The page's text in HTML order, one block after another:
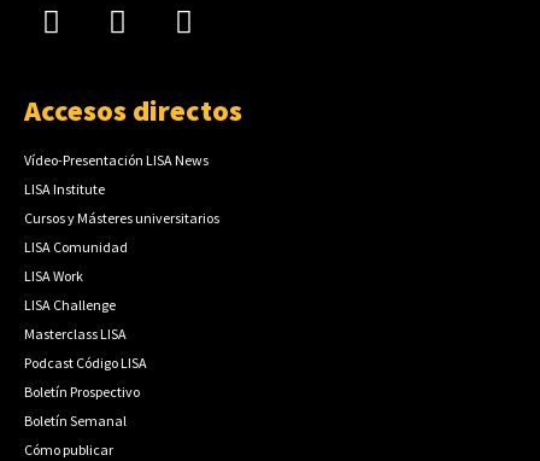
Accesos directos
Vídeo-Presentación LISA News
LISA Institute
Cursos y Másteres universitarios
LISA Comunidad
LISA Work
LISA Challenge
Masterclass LISA
Podcast Código LISA
Boletín Prospectivo
Boletín Semanal
Cómo publicar